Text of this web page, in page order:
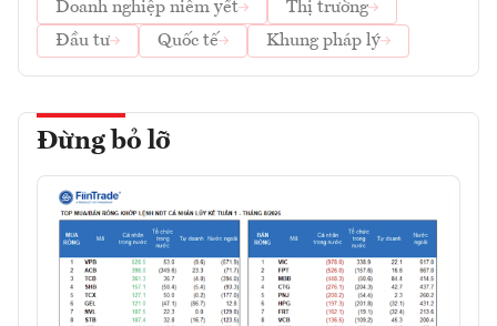
Doanh nghiệp niêm yết
Thị trường
Đầu tư
Quốc tế Khung pháp lý
Đừng bỏ lỡ